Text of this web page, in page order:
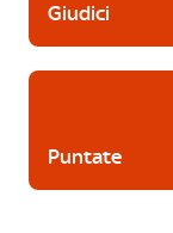
Giudici
Puntate